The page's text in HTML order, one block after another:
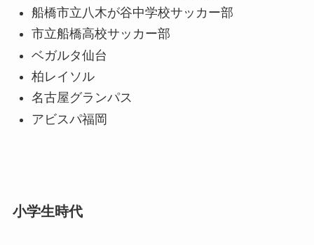
船橋市立八木が谷中学校サッカー部
市立船橋高校サッカー部
ベガルタ仙台
柏レイソル
名古屋グランパス
アビスパ福岡
小学生時代